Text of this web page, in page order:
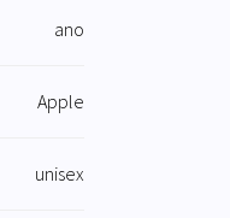
ano
Apple
unisex